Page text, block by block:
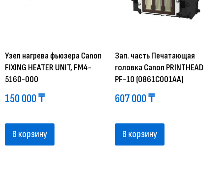
Узел нагрева фьюзера Canon
FIXING HEATER UNIT, FM4-
5160-000
150 000₸
В корзину
Зап. часть Печатающая
головка Canon PRINTHEAD
PF-10 (0861C001AA)
607 000₸
В корзину